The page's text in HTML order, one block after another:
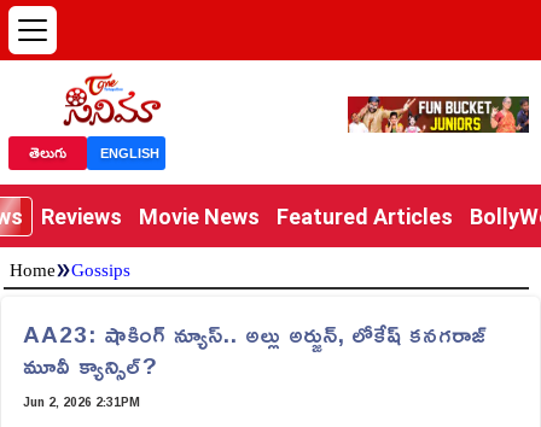
తెలుగు ENGLISH
Reviews Movie News Featured Articles
Home»Gossips
AA23: షాకింగ్ న్యూస్.. అల్లు అర్జున్, లోకేష్ కనగరాజ్
మూవీ క్యాన్సిల్?
Jun 2, 2026 2:31PM